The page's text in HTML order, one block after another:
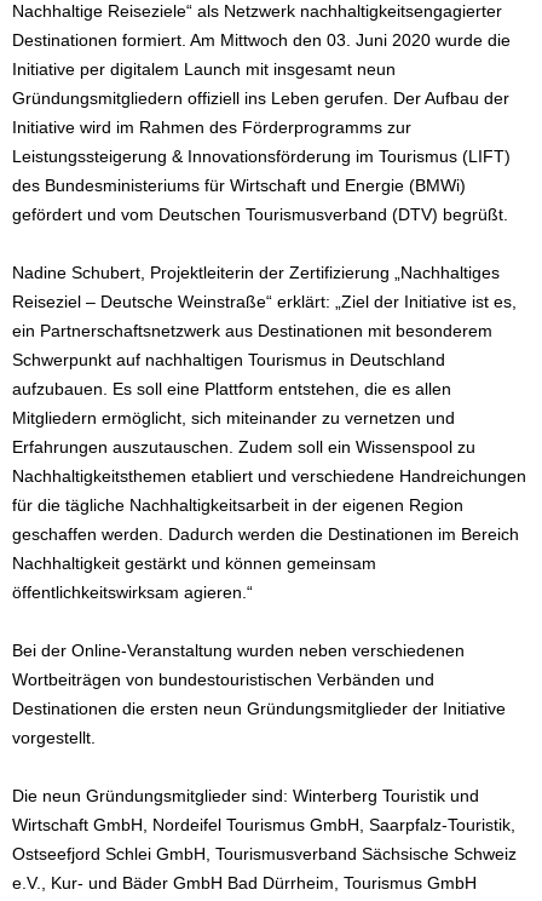
Nachhaltige Reiseziele“ als Netzwerk nachhaltigkeitsengagierter
Destinationen formiert. Am Mittwoch den 03. Juni 2020 wurde die
Initiative per digitalem Launch mit insgesamt neun
Gründungsmitgliedern offiziell ins Leben gerufen. Der Aufbau der
Initiative wird im Rahmen des Förderprogramms zur
Leistungssteigerung & Innovationsförderung im Tourismus (LIFT)
des Bundesministeriums für Wirtschaft und Energie (BMWi)
gefördert und vom Deutschen Tourismusverband (DTV) begrüßt.
Nadine Schubert, Projektleiterin der Zertifizierung „Nachhaltiges
Reiseziel – Deutsche Weinstraße“ erklärt: „Ziel der Initiative ist es,
ein Partnerschaftsnetzwerk aus Destinationen mit besonderem
Schwerpunkt auf nachhaltigen Tourismus in Deutschland
aufzubauen. Es soll eine Plattform entstehen, die es allen
Mitgliedern ermöglicht, sich miteinander zu vernetzen und
Erfahrungen auszutauschen. Zudem soll ein Wissenspool zu
Nachhaltigkeitsthemen etabliert und verschiedene Handreichungen
für die tägliche Nachhaltigkeitsarbeit in der eigenen Region
geschaffen werden. Dadurch werden die Destinationen im Bereich
Nachhaltigkeit gestärkt und können gemeinsam
öffentlichkeitswirksam agieren.“
Bei der Online-Veranstaltung wurden neben verschiedenen
Wortbeiträgen von bundestouristischen Verbänden und
Destinationen die ersten neun Gründungsmitglieder der Initiative
vorgestellt.
Die neun Gründungsmitglieder sind: Winterberg Touristik und
Wirtschaft GmbH, Nordeifel Tourismus GmbH, Saarpfalz-Touristik,
Ostseefjord Schlei GmbH, Tourismusverband Sächsische Schweiz
e.V., Kur- und Bäder GmbH Bad Dürrheim, Tourismus GmbH